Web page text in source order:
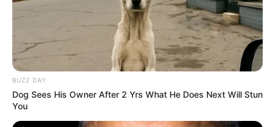
BUZZ DAY
Dog Sees His Owner After 2 Yrs What He Does Next Will Stun
You